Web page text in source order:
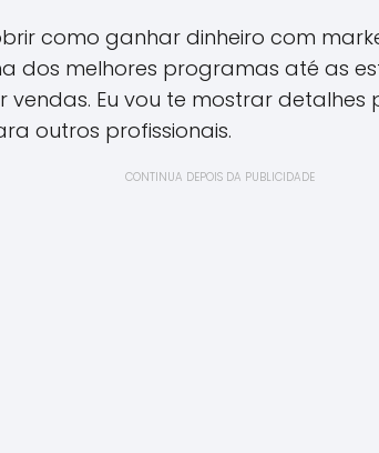
como ganhar dinheiro com
dos melhores programas até as
Eu vou te mostrar detalhes
outros profissionais.
CONTINUA DEPOIS DA PUBLICIDADE